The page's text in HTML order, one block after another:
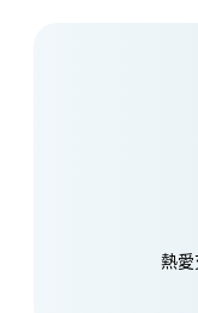
熱愛